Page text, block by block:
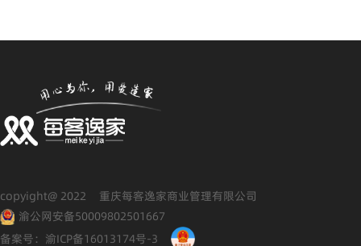
copyight@ 2022 重庆每客逸家商业管理有限公司
渝公网安备50009802501667
备案号：渝ICP备16013174号-3